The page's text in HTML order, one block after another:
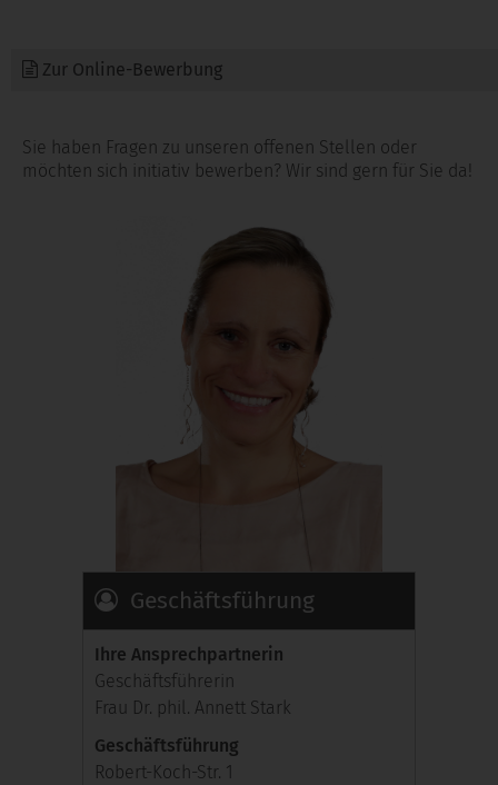
Zur Online-Bewerbung
Sie haben Fragen zu unseren offenen Stellen oder
möchten sich initiativ bewerben? Wir sind gern für Sie da!
Geschäftsführung
Ihre Ansprechpartnerin
Geschäftsführerin
Frau Dr. phil. Annett Stark
Geschäftsführung
Robert-Koch-Str. 1